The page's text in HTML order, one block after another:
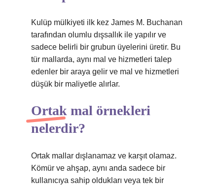
Kulüp mülkiyeti ilk kez James M. Buchanan
tarafından olumlu dışsallık ile yapılır ve
sadece belirli bir grubun üyelerini üretir. Bu
tür mallarda, aynı mal ve hizmetleri talep
edenler bir araya gelir ve mal ve hizmetleri
düşük bir maliyetle alırlar.
Ortak mal örnekleri
nelerdir?
Ortak mallar dışlanamaz ve karşıt olamaz.
Kömür ve ahşap, aynı anda sadece bir
kullanıcıya sahip oldukları veya tek bir